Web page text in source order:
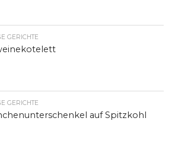
GERICHTE
GERICHTE
auf Spitzkohl